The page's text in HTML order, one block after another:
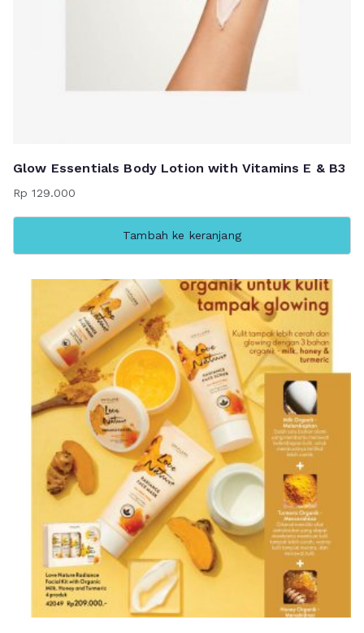
Glow Essentials Body Lotion with Vitamins E & B3
Rp 129.000
Tambah ke keranjang